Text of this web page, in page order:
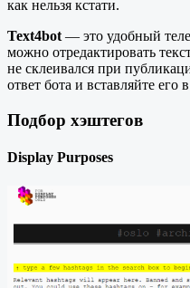
как нельзя кстати.
Text4bot— это удобный
можно отредактировать
не склеивался при
ответ бота и вставляйте
Подбор хэштегов
Display Purposes